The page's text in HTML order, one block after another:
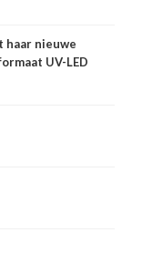
haar nieuwe
UV-LED